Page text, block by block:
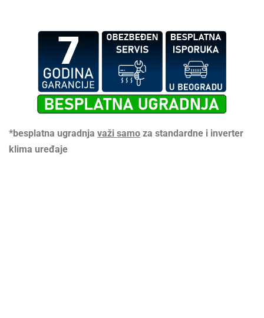
*besplatna ugradnja važi samo za standardne i inverter
klima uređaje